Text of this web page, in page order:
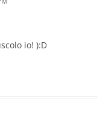
io! ):D